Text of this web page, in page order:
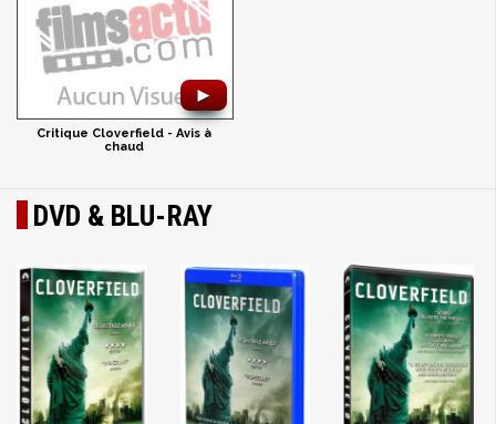
►
Critique Cloverfield - Avis à
chaud
DVD & BLU-RAY